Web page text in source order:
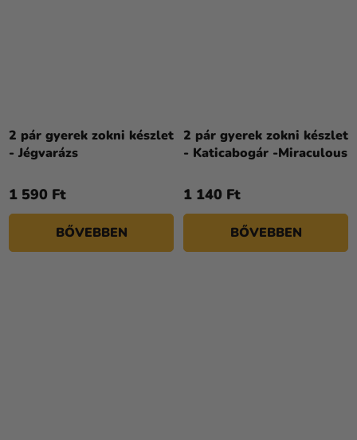
2 pár gyerek zokni készlet
- Jégvarázs
1 590 Ft
BŐVEBBEN
2 pár gyerek zokni készlet
- Katicabogár -Miraculous
1 140 Ft
BŐVEBBEN